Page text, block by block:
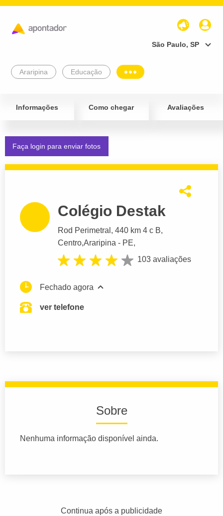
São Paulo, SP
Araripina Educação
Informações Como chegar Avaliações
Faça login para enviar fotos
Colégio Destak
Rod Perimetral , 440 km 4 c B,
Centro,Araripina - PE,
103 avaliações
Fechado agora
ver telefone
Sobre
Nenhuma informação disponível ainda.
Continua após a publicidade